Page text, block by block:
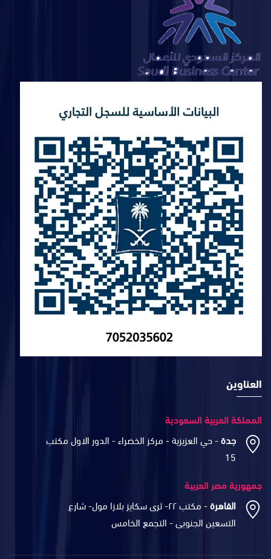
العناوين
المملكة العربية السعودية
جدة- حي العزيزية - مركز الخضراء - الدور الاول مكتب
15
جمهورية مصر العربية
القاهرة
- مكتب ٢٢- ثرى سكايز بلازا مول- شارع
التسعين الجنوبى - التجمع الخامس